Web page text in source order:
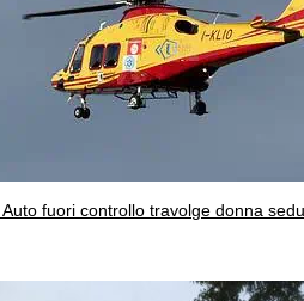
Auto fuori controllo travolge donna